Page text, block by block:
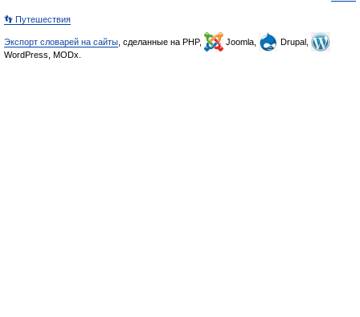
👣 Путешествия
Экспорт словарей на сайты , сделанные на PHP, Joomla,
Drupal,
WordPress, MODx.